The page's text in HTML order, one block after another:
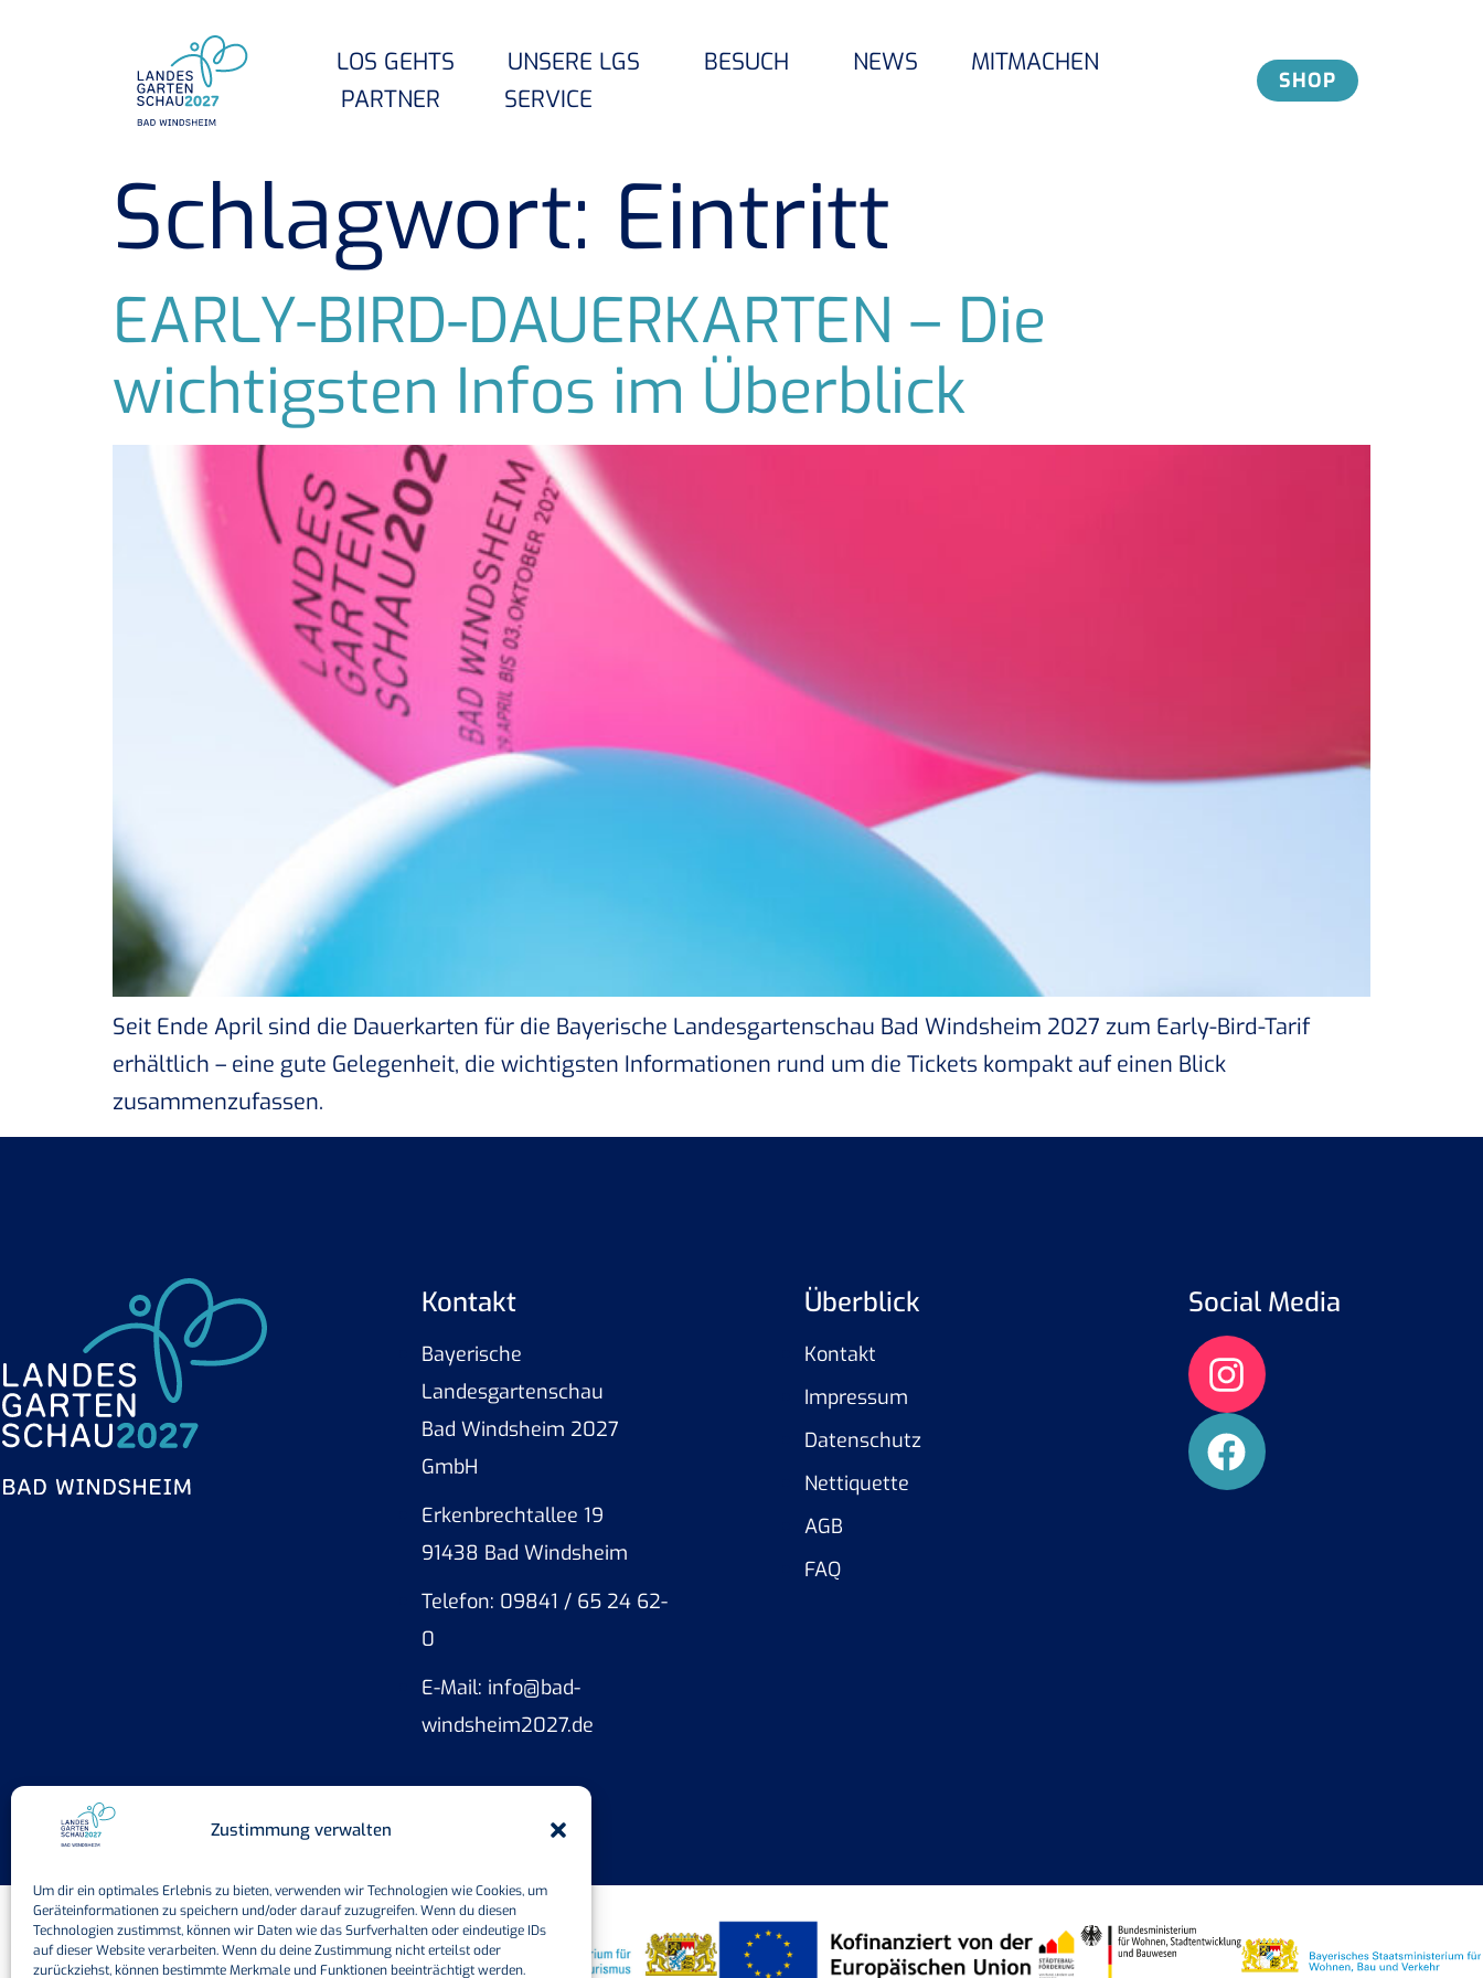
Zustimmung verwalten
Um dir ein optimales Erlebnis zu bieten, verwenden wir Technologien wie Cookies, um
Geräteinformationen zu speichern und/oder darauf zuzugreifen. Wenn du diesen
Technologien zustimmst, können wir Daten wie das Surfverhalten oder eindeutige IDs
auf dieser Website verarbeiten. Wenn du deine Zustimmung nicht erteilst oder
zurückziehst, können bestimmte Merkmale und Funktionen beeinträchtigt werden.
LOS GEHTS UNSERE LGS BESUCH NEWS
MITMACHEN
PARTNER
SERVICE
SHOP
Schlagwort: Eintritt
EARLY-BIRD-DAUERKARTEN – Die
wichtigsten Infos im Überblick
Seit Ende April sind die Dauerkarten für die Bayerische Landesgartenschau Bad Windsheim 2027 zum Early-Bird-Tarif
erhältlich – eine gute Gelegenheit, die wichtigsten Informationen rund um die Tickets kompakt auf einen Blick
zusammenzufassen.
Kontakt
Bayerische
Landesgartenschau
Bad Windsheim 2027
GmbH
Erkenbrechtallee 19
91438 Bad Windsheim
Telefon: 09841 / 65 24 62-
0
E-Mail: info@bad-
windsheim2027.de
Überblick
Kontakt
Impressum
Datenschutz
Nettiquette
AGB
FAQ
Social Media